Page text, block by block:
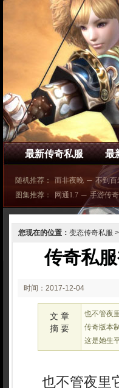
最新传奇私服 最
随机推荐： 而非夜晚 ─ 不到百
图集推荐：
网通1.7 ─ 手游传奇
您现在的位置： 变态传奇私服 >
传奇私
时间：2017-12-04
03:12
文 章
摘 要
也不管夜
传奇版本
这是她生
也不管夜里